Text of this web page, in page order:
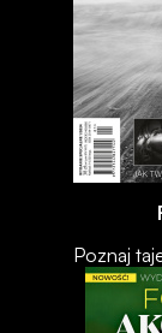
Poznaj